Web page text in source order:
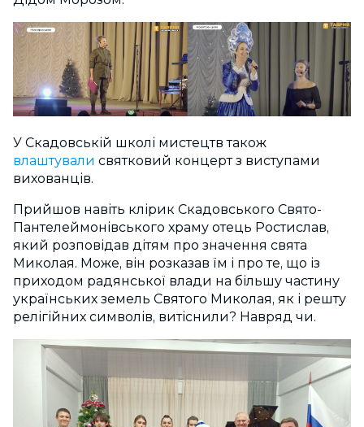
У Скадовській школі мистецтв також
влаштували святковий концерт з виступами
вихованців.
Прийшов навіть клірик Скадовського Свято-
Пантелеймонівського храму отець Ростислав,
який розповідав дітям про значення свята
Миколая. Може, він розказав їм і про те, що із
приходом радянської влади на більшу частину
українських земель Святого Миколая, як і решту
релігійних символів, витіснили? Навряд чи.